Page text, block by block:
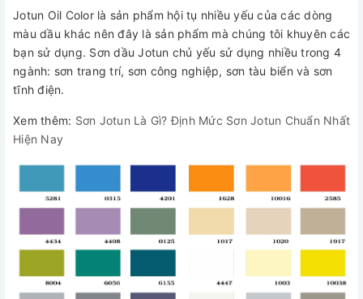
Jotun Oil Color là sản phẩm hội tụ nhiều yếu của các dòng
màu dầu khác nên đây là sản phẩm mà chúng tôi khuyên các
bạn sử dụng. Sơn dầu Jotun chủ yếu sử dụng nhiều trong 4
ngành: sơn trang trí, sơn công nghiệp, sơn tàu biển và sơn
tĩnh điện.
Xem thêm: Sơn Jotun Là Gì? Định Mức Sơn Jotun Chuẩn Nhất
Hiện Nay